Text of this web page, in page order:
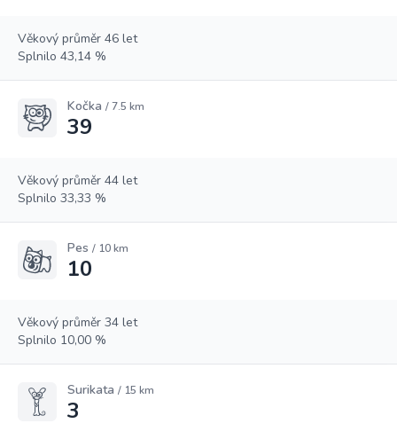
Věkový průměr 46 let
Splnilo 43,14 %
Kočka / 7.5 km
39
Věkový průměr 44 let
Splnilo 33,33 %
Pes / 10 km
10
Věkový průměr 34 let
Splnilo 10,00 %
Surikata / 15 km
3